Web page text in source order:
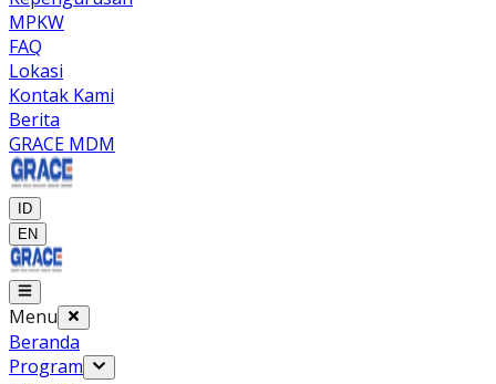
MPKW
FAQ
Lokasi
Kontak Kami
Berita
GRACE MDM
ID
EN
Menu
Beranda
Program